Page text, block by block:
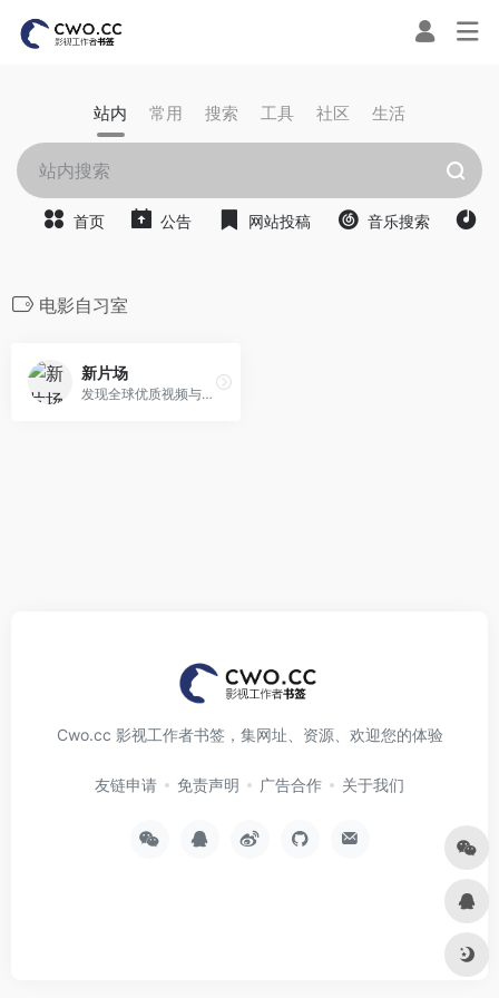
站内 常用 搜索 工具 社区 生活
首页 公告 网站投稿 音乐搜索
电影自习室
新片场
发现全球优质视频与创作人,用作品打动世界
Cwo.cc 影视工作者书签，集网址、资源、欢迎您的体验
友链申请 免责声明 广告合作 关于我们